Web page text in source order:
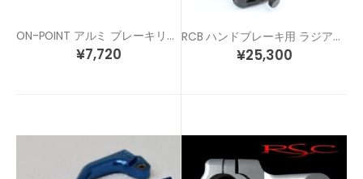
ON-POINT アルミ ブレーキリザーバー タンク
¥7,720
RCB ハンドブレーキ用 ラジアル マスターシリンダー(左側用)
¥25,300